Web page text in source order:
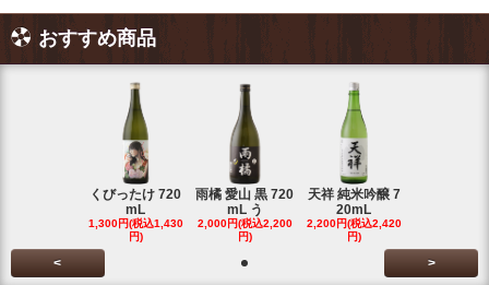
おすすめ商品
くびったけ 720
mL
1,300円(税込1,430
円)
雨橘 愛山 黒 720
mL う
2,000円(税込2,200
円)
天祥 純米吟醸 7
20mL
2,200円(税込2,420
円)
< >